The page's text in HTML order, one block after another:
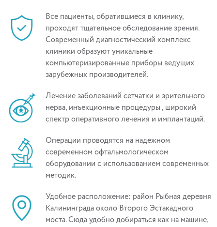
Все пациенты, обратившиеся в клинику,
проходят тщательное обследование зрения.
Современный диагностический комплекс
клиники образуют уникальные
компьютеризированные приборы ведущих
зарубежных производителей.
Лечение заболеваний сетчатки и зрительного
нерва, инъекционные процедуры , широкий
спектр оперативного лечения и имплантаций.
Операции проводятся на надежном
современном офтальмологическом
оборудовании с использованием современных
методик.
Удобное расположение: район Рыбная деревня
Калининграда около Второго Эстакадного
моста. Сюда удобно добираться как на машине,